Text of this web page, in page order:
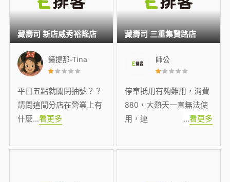
鐘提那-Tina
平日五點就關閉抽號？？
請問這間分店在營業上有
什麼...看更多
藏壽司 新店威秀裕隆店
師公
停車抵用有夠難用，消費
880，大熱天一直無法使
用，連
...看更多
藏壽司 三重集賢路店